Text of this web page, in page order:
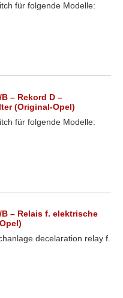
für folgende Modelle:
– Rekord D –
(Original-Opel)
für folgende Modelle:
– Relais f. elektrische
decelaration relay f.